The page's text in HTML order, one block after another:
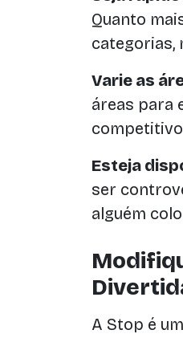
Quanto
categorias,
Varie as
áreas para
Esteja
ser
alguém
A Stop é